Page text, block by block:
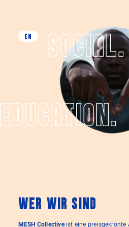
EN
WER WIR SIND
MESH Collectiveist eine preisgekrönte